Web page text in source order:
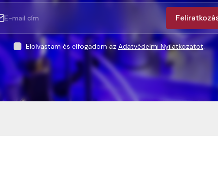
Elolvastam és elfogadom azAdatvédelmi Nyilatkozatot.